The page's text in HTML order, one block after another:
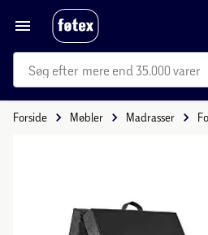
mere end 35.000 varer
Forside Møbler Madrasser